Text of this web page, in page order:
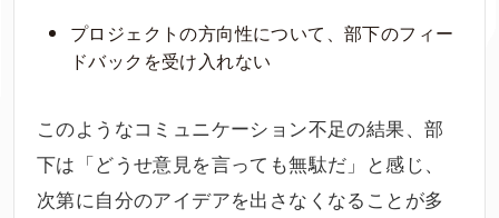
プロジェクトの方向性について、部下のフィー
ドバックを受け入れない
このようなコミュニケーション不足の結果、部
下は「どうせ意見を言っても無駄だ」と感じ、
次第に自分のアイデアを出さなくなることが多